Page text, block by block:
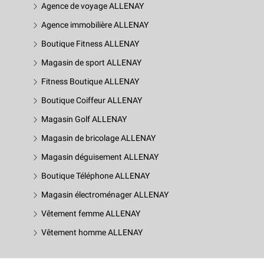
Agence de voyage ALLENAY
Agence immobilière ALLENAY
Boutique Fitness ALLENAY
Magasin de sport ALLENAY
Fitness Boutique ALLENAY
Boutique Coiffeur ALLENAY
Magasin Golf ALLENAY
Magasin de bricolage ALLENAY
Magasin déguisement ALLENAY
Boutique Téléphone ALLENAY
Magasin électroménager ALLENAY
Vêtement femme ALLENAY
Vêtement homme ALLENAY